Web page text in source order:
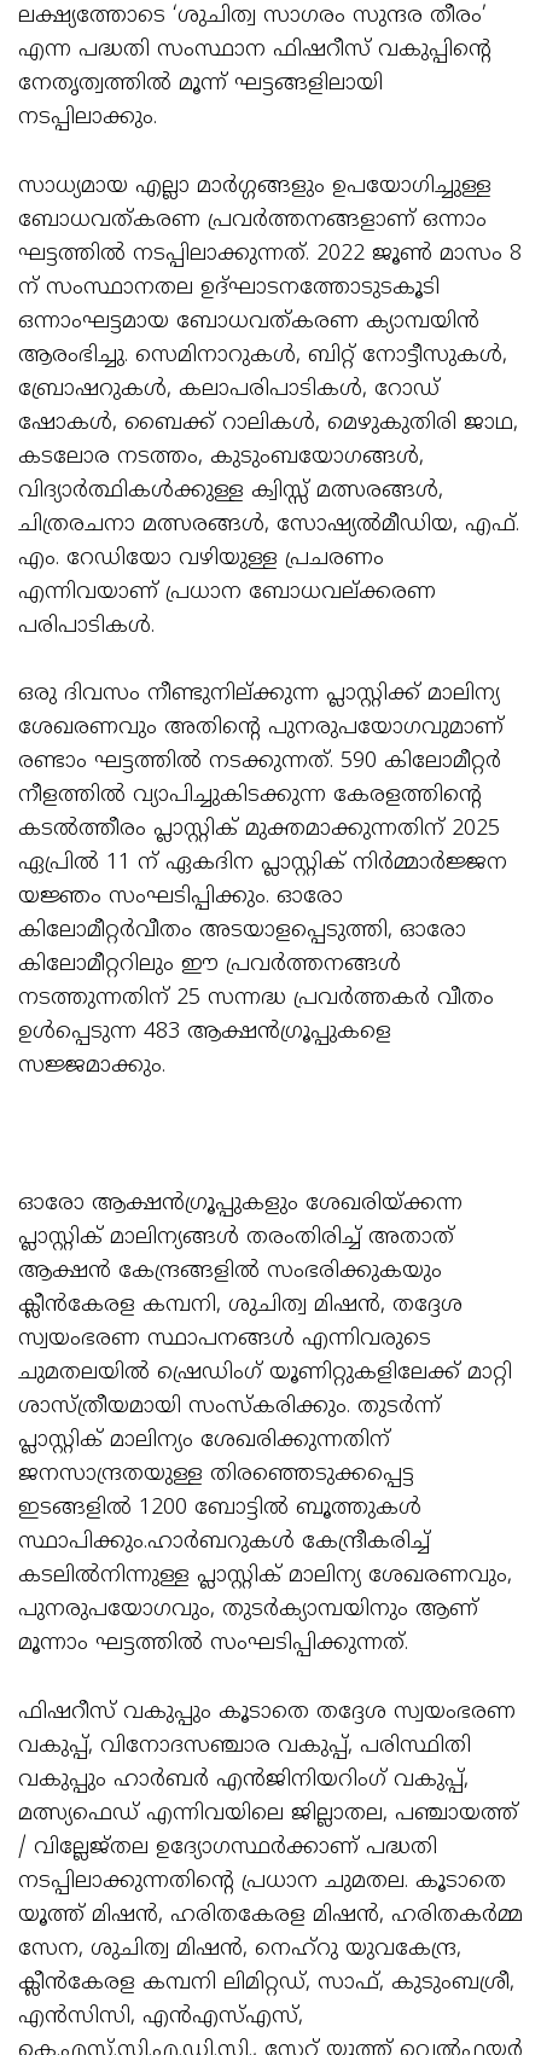
ലക്ഷ്യത്തോടെ ‘ശുചിത്വ സാഗരം സുന്ദര തീരം’
എന്ന പദ്ധതി സംസ്ഥാന ഫിഷറീസ് വകുപ്പിന്റെ
നേതൃത്വത്തിൽ മൂന്ന് ഘട്ടങ്ങളിലായി
നടപ്പിലാക്കും.
സാധ്യമായ എല്ലാ മാർഗ്ഗങ്ങളും ഉപയോഗിച്ചുള്ള
ബോധവത്കരണ പ്രവർത്തനങ്ങളാണ് ഒന്നാം
ഘട്ടത്തിൽ നടപ്പിലാക്കുന്നത്. 2022 ജൂൺ മാസം 8
ന് സംസ്ഥാനതല ഉദ്ഘാടനത്തോടുടകൂടി
ഒന്നാംഘട്ടമായ ബോധവത്കരണ ക്യാമ്പയിൻ
ആരംഭിച്ചു. സെമിനാറുകൾ, ബിറ്റ് നോട്ടീസുകൾ,
ബ്രോഷറുകൾ, കലാപരിപാടികൾ, റോഡ്
ഷോകൾ, ബൈക്ക് റാലികൾ, മെഴുകുതിരി ജാഥ,
കടലോര നടത്തം, കുടുംബയോഗങ്ങൾ,
വിദ്യാർത്ഥികൾക്കുള്ള ക്വിസ്സ് മത്സരങ്ങൾ,
ചിത്രരചനാ മത്സരങ്ങൾ, സോഷ്യൽമീഡിയ, എഫ്.
എം. റേഡിയോ വഴിയുള്ള പ്രചരണം
എന്നിവയാണ് പ്രധാന ബോധവല്ക്കരണ
പരിപാടികൾ.
ഒരു ദിവസം നീണ്ടുനില്ക്കുന്ന പ്ലാസ്റ്റിക്ക് മാലിന്യ
ശേഖരണവും അതിന്റെ പുനരുപയോഗവുമാണ്
രണ്ടാം ഘട്ടത്തിൽ നടക്കുന്നത്. 590 കിലോമീറ്റർ
നീളത്തിൽ വ്യാപിച്ചുകിടക്കുന്ന കേരളത്തിന്റെ
കടൽത്തീരം പ്ലാസ്റ്റിക് മുക്തമാക്കുന്നതിന് 2025
ഏപ്രിൽ 11 ന് ഏകദിന പ്ലാസ്റ്റിക് നിർമ്മാർജ്ജന
യജ്ഞം സംഘടിപ്പിക്കും. ഓരോ
കിലോമീറ്റർവീതം അടയാളപ്പെടുത്തി, ഓരോ
കിലോമീറ്ററിലും ഈ പ്രവർത്തനങ്ങൾ
നടത്തുന്നതിന് 25 സന്നദ്ധ പ്രവർത്തകർ വീതം
ഉൾപ്പെടുന്ന 483 ആക്ഷൻഗ്രൂപ്പുകളെ
സജ്ജമാക്കും.
ഓരോ ആക്ഷൻഗ്രൂപ്പുകളും ശേഖരിയ്ക്കന്ന
പ്ലാസ്റ്റിക് മാലിന്യങ്ങൾ തരംതിരിച്ച് അതാത്
ആക്ഷൻ കേന്ദ്രങ്ങളിൽ സംഭരിക്കുകയും
ക്ലീൻകേരള കമ്പനി, ശുചിത്വ മിഷൻ, തദ്ദേശ
സ്വയംഭരണ സ്ഥാപനങ്ങൾ എന്നിവരുടെ
ചുമതലയിൽ ഷ്രെഡിംഗ് യൂണിറ്റുകളിലേക്ക് മാറ്റി
ശാസ്ത്രീയമായി സംസ്കരിക്കും. തുടർന്ന്
പ്ലാസ്റ്റിക് മാലിന്യം ശേഖരിക്കുന്നതിന്
ജനസാന്ദ്രതയുള്ള തിരഞ്ഞെടുക്കപ്പെട്ട
ഇടങ്ങളിൽ 1200 ബോട്ടിൽ ബൂത്തുകൾ
സ്ഥാപിക്കും.ഹാർബറുകൾ കേന്ദ്രീകരിച്ച്
കടലിൽനിന്നുള്ള പ്ലാസ്റ്റിക് മാലിന്യ ശേഖരണവും,
പുനരുപയോഗവും, തുടർക്യാമ്പയിനും ആണ്
മൂന്നാം ഘട്ടത്തിൽ സംഘടിപ്പിക്കുന്നത്.
ഫിഷറീസ് വകുപ്പും കൂടാതെ തദ്ദേശ സ്വയംഭരണ
വകുപ്പ്, വിനോദസഞ്ചാര വകുപ്പ്, പരിസ്ഥിതി
വകുപ്പും ഹാർബർ എൻജിനിയറിംഗ് വകുപ്പ്,
മത്സ്യഫെഡ് എന്നിവയിലെ ജില്ലാതല, പഞ്ചായത്ത്
/ വില്ലേജ്തല ഉദ്യോഗസ്ഥർക്കാണ് പദ്ധതി
നടപ്പിലാക്കുന്നതിന്റെ പ്രധാന ചുമതല. കൂടാതെ
യൂത്ത് മിഷൻ, ഹരിതകേരള മിഷൻ, ഹരിതകർമ്മ
സേന, ശുചിത്വ മിഷൻ, നെഹ്‌റു യുവകേന്ദ്ര,
ക്ലീൻകേരള കമ്പനി ലിമിറ്റഡ്, സാഫ്, കുടുംബശ്രീ,
എൻസിസി, എൻഎസ്എസ്,